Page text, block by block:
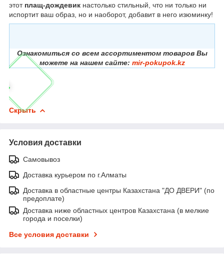
этот плащ-дождевик настолько стильный, что ни только ни
испортит ваш образ, но и наоборот, добавит в него изюминку!
Ознакомиться со всем ассортиментом товаров Вы
можете на нашем сайте: mir-pokupok.kz
Скрыть
Условия доставки
Самовывоз
Доставка курьером по г.Алматы
Доставка в областные центры Казахстана "ДО ДВЕРИ" (по
предоплате)
Доставка ниже областных центров Казахстана (в мелкие
города и поселки)
Все условия доставки